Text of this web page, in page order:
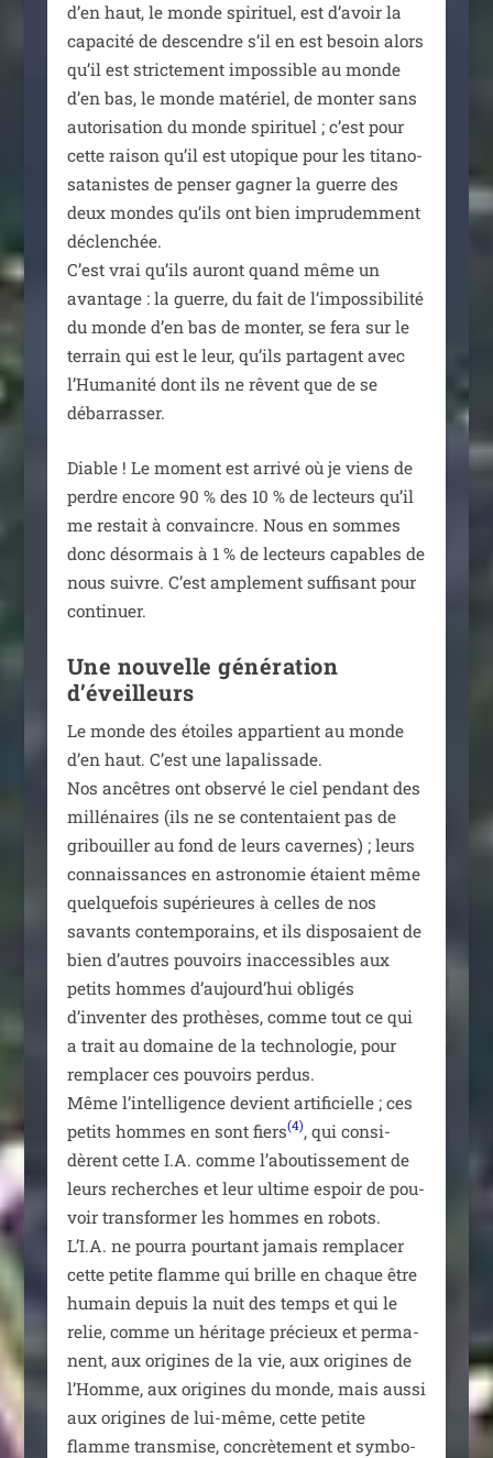
d’en haut, le monde spi­ri­tuel, est d’avoir la
capa­ci­té de des­cendre s’il en est besoin alors
qu’il est stric­te­ment impos­sible au monde
d’en bas, le monde maté­riel, de mon­ter sans
auto­ri­sa­tion du monde spi­ri­tuel ; c’est pour
cette rai­son qu’il est uto­pique pour les tita­no-
sata­nistes de pen­ser gagner la guerre des
deux mondes qu’ils ont bien impru­dem­ment
déclen­chée.
C’est vrai qu’ils auront quand même un
avan­tage : la guerre, du fait de l’impossibilité
du monde d’en bas de mon­ter, se fera sur le
ter­rain qui est le leur, qu’ils par­tagent avec
l’Humanité dont ils ne rêvent que de se
débarrasser.
Diable ! Le moment est arri­vé où je viens de
perdre encore 90 % des 10 % de lec­teurs qu’il
me res­tait à convaincre. Nous en sommes
donc désor­mais à 1 % de lec­teurs capables de
nous suivre. C’est ample­ment suf­fi­sant pour
continuer.
Une nouvelle génération
d’éveilleurs
Le monde des étoiles appar­tient au monde
d’en haut. C’est une lapa­lis­sade.
Nos ancêtres ont obser­vé le ciel pen­dant des
mil­lé­naires (ils ne se conten­taient pas de
gri­bouiller au fond de leurs cavernes) ; leurs
connais­sances en astro­no­mie étaient même
quel­que­fois supé­rieures à celles de nos
savants contem­po­rains, et ils dis­po­saient de
bien d’autres pou­voirs inac­ces­sibles aux
petits hommes d’aujourd’hui obli­gés
d’inventer des pro­thèses, comme tout ce qui
a trait au domaine de la tech­no­lo­gie, pour
rem­pla­cer ces pou­voirs per­dus.
Même l’intelligence devient arti­fi­cielle ; ces
petits hommes en sont fiers(4), qui consi­
dèrent cette I.A. comme l’aboutissement de
leurs recherches et leur ultime espoir de pou­
voir trans­for­mer les hommes en robots.
L’I.A. ne pour­ra pour­tant jamais rem­pla­cer
cette petite flamme qui brille en chaque être
humain depuis la nuit des temps et qui le
relie, comme un héri­tage pré­cieux et per­ma­
nent, aux ori­gines de la vie, aux ori­gines de
l’Homme, aux ori­gines du monde, mais aus­si
aux ori­gines de lui-même, cette petite
flamme trans­mise, concrè­te­ment et sym­bo­